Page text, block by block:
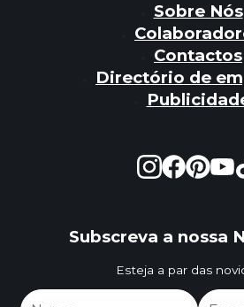
Sobre Nós
Contactos
Directório de
Subscreva a nossa
Esteja a par das